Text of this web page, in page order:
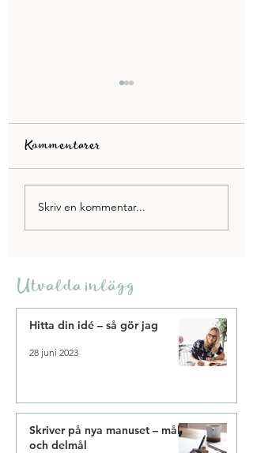
Årets som gått och
året som kommer
Kommentarer
Skriv en kommentar...
Utvalda inlägg
Hitta din idé – så gör jag
28 juni 2023
Skriver på nya manuset – mål
och delmål